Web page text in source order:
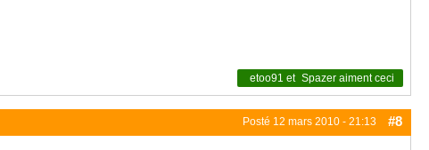
etoo91 et Spazer aiment ceci
Posté 12 mars 2010 - 21:13 #8